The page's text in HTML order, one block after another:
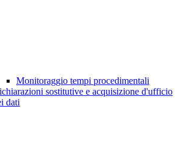
Monitoraggio tempi procedimentali
sostitutive e acquisizione d'ufficio
dati